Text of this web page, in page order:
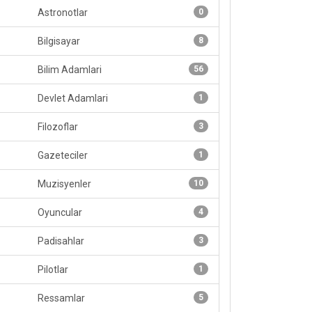
0
Astronotlar
8
Bilgisayar
56
Bilim Adamlari
1
Devlet Adamlari
3
Filozoflar
1
Gazeteciler
10
Muzisyenler
4
Oyuncular
3
Padisahlar
1
Pilotlar
5
Ressamlar